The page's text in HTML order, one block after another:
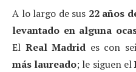
A lo largo de sus 22 años
levantado en alguna
El Real Madrid es con
más laureado; le siguen el